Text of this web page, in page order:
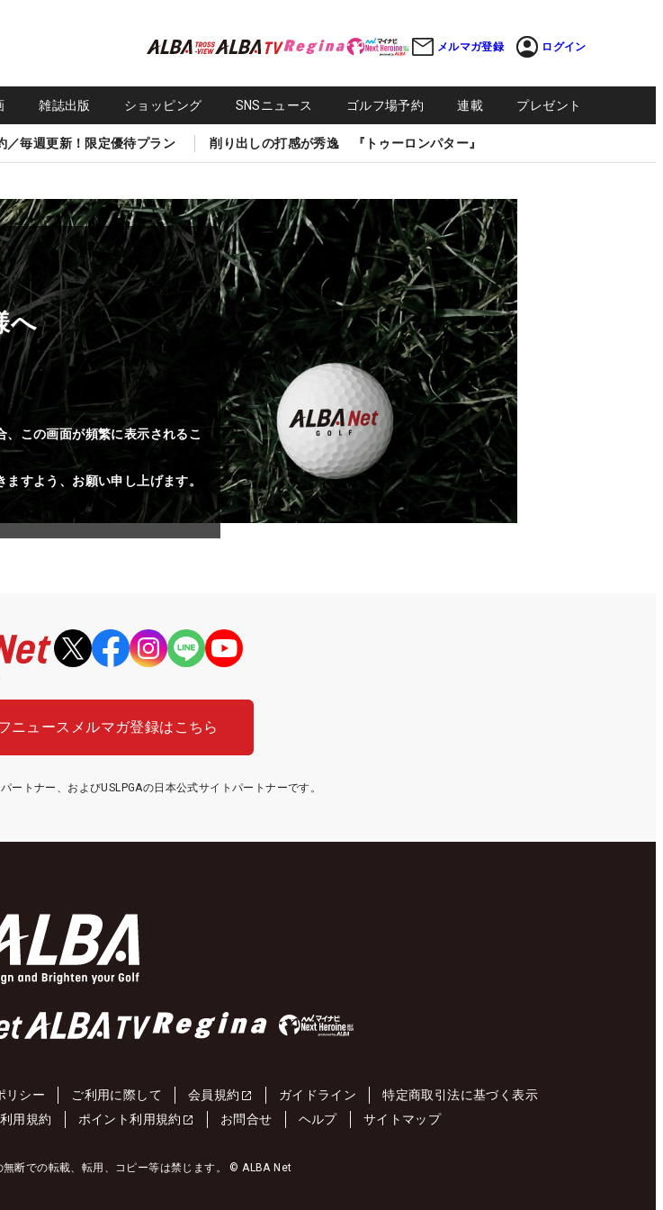
メルマガ登録 ログイン
雑誌出版 ショッピング SNSニュース ゴルフ場予約 連載 プレゼント
／毎週更新！限定優待プラン 削り出しの打感が秀逸 『トゥーロンパター』
へ
この画面が頻繁に表示されるこ
すよう、お願い申し上げます。
ニュース メルマガ登録はこちら
ートナー、およびUSLPGAの日本公式サイトパートナーです。
リシー ご利用に際して 会員規約 ガイドライン
特定商取引法に基づく表示
用規約 ポイント利用規約 お問合せ ヘルプ サイトマップ
断での転載、転用、コピー等は禁じます。 © ALBA Net